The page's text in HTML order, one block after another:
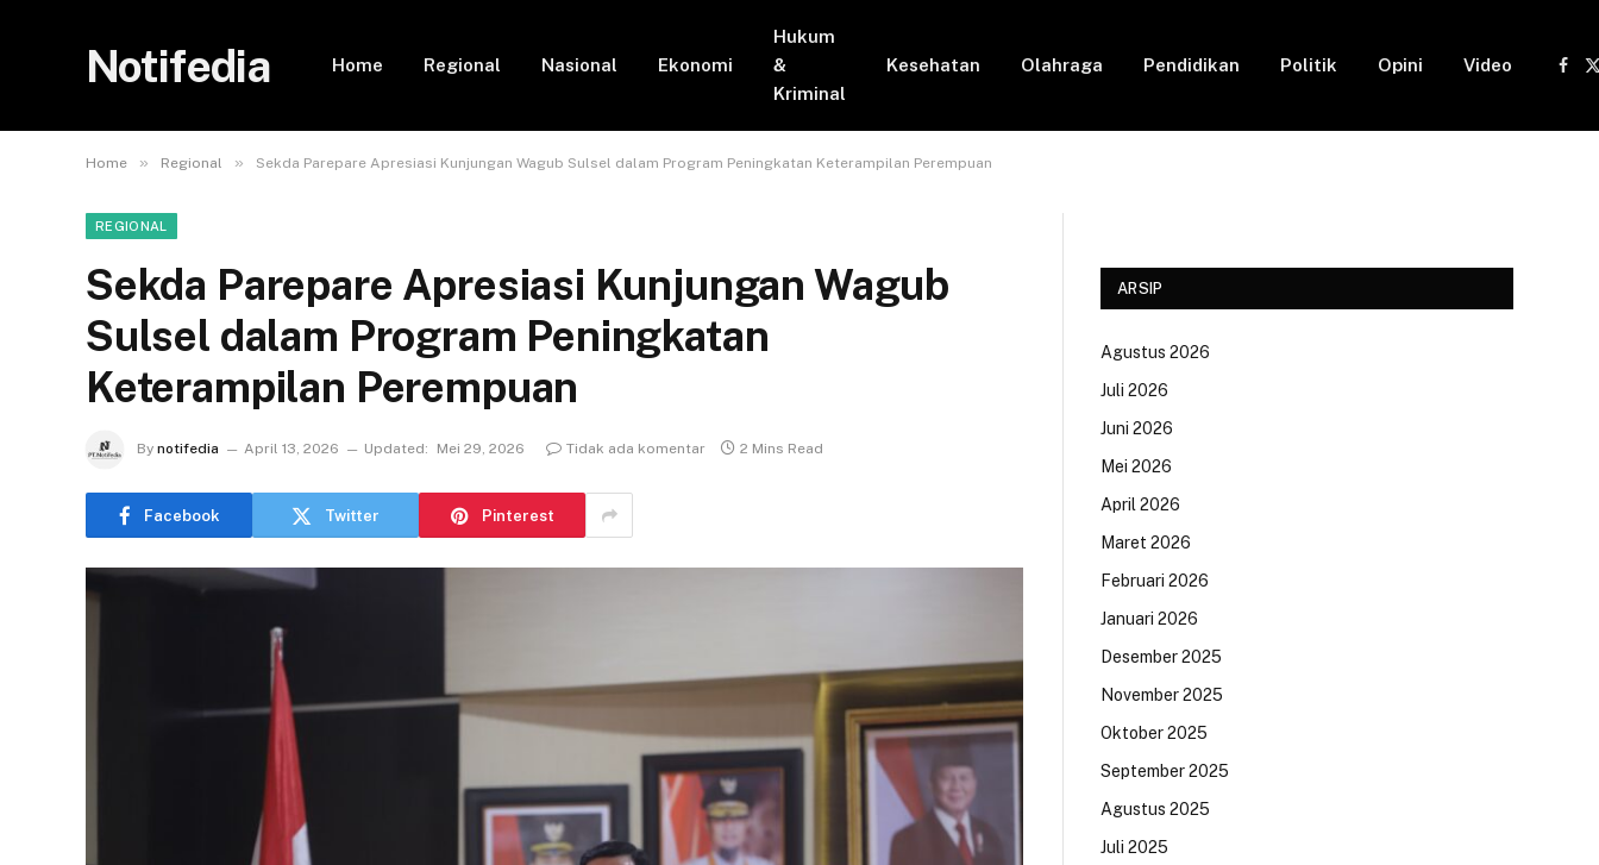
Notifedia Home Regional Nasional Ekonomi
Hukum
&
Kriminal
Kesehatan Olahraga Pendidikan Politik Opini Video
Home » Regional » Sekda Parepare Apresiasi Kunjungan Wagub Sulsel dalam Program Peningkatan Keterampilan Perempuan
REGIONAL
Sekda Parepare Apresiasi Kunjungan Wagub
Sulsel dalam Program Peningkatan
Keterampilan Perempuan
By notifedia April 13, 2026 Updated: Mei 29, 2026 Tidak ada komentar 2 Mins Read
Facebook Twitter Pinterest
ARSIP
Agustus 2026
Juli 2026
Juni 2026
Mei 2026
April 2026
Maret 2026
Februari 2026
Januari 2026
Desember 2025
November 2025
Oktober 2025
September 2025
Agustus 2025
Juli 2025